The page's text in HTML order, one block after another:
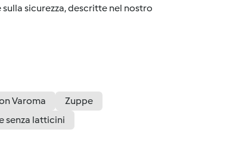
sicurezza, descritte nel nostro
Varoma
Zuppe
senza latticini